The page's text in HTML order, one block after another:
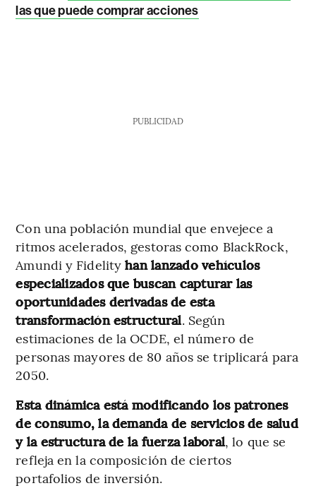
las que puede comprar acciones
PUBLICIDAD
Con una población mundial que envejece a
ritmos acelerados, gestoras como BlackRock,
Amundi y Fidelityhan lanzado vehículos
especializados que buscan capturar las
oportunidades derivadas de esta
transformación estructural. Según
estimaciones de la OCDE, el número de
personas mayores de 80 años se triplicará para
2050.
Esta dinámica está modificando los patrones
de consumo, la demanda de servicios de salud
y la estructura de la fuerza laboral, lo que se
refleja en la composición de ciertos
portafolios de inversión.